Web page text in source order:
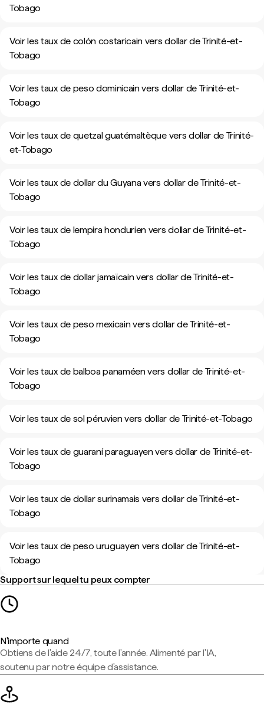
Tobago
Voir les taux de colón costaricain vers dollar de Trinité-et-
Tobago
Voir les taux de peso dominicain vers dollar de Trinité-et-
Tobago
Voir les taux de quetzal guatémaltèque vers dollar de Trinité-
et-Tobago
Voir les taux de dollar du Guyana vers dollar de Trinité-et-
Tobago
Voir les taux de lempira hondurien vers dollar de Trinité-et-
Tobago
Voir les taux de dollar jamaïcain vers dollar de Trinité-et-
Tobago
Voir les taux de peso mexicain vers dollar de Trinité-et-
Tobago
Voir les taux de balboa panaméen vers dollar de Trinité-et-
Tobago
Voir les taux de sol péruvien vers dollar de Trinité-et-Tobago
Voir les taux de guaraní paraguayen vers dollar de Trinité-et-
Tobago
Voir les taux de dollar surinamais vers dollar de Trinité-et-
Tobago
Voir les taux de peso uruguayen vers dollar de Trinité-et-
Tobago
Support sur lequel tu peux compter
N'importe quand
Obtiens de l'aide 24/7, toute l'année. Alimenté par l'IA,
soutenu par notre équipe d'assistance.